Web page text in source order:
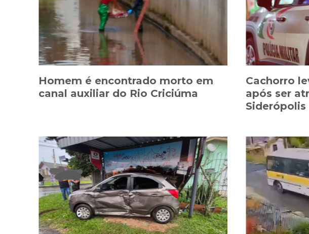
Homem é encontrado morto em
canal auxiliar do Rio Criciúma
Cachorro
após ser
Siderópolis